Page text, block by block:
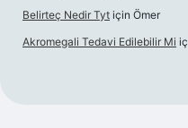
Belirteç Nedir Tyt için Ömer
Akromegali Tedavi Edilebilir Mi